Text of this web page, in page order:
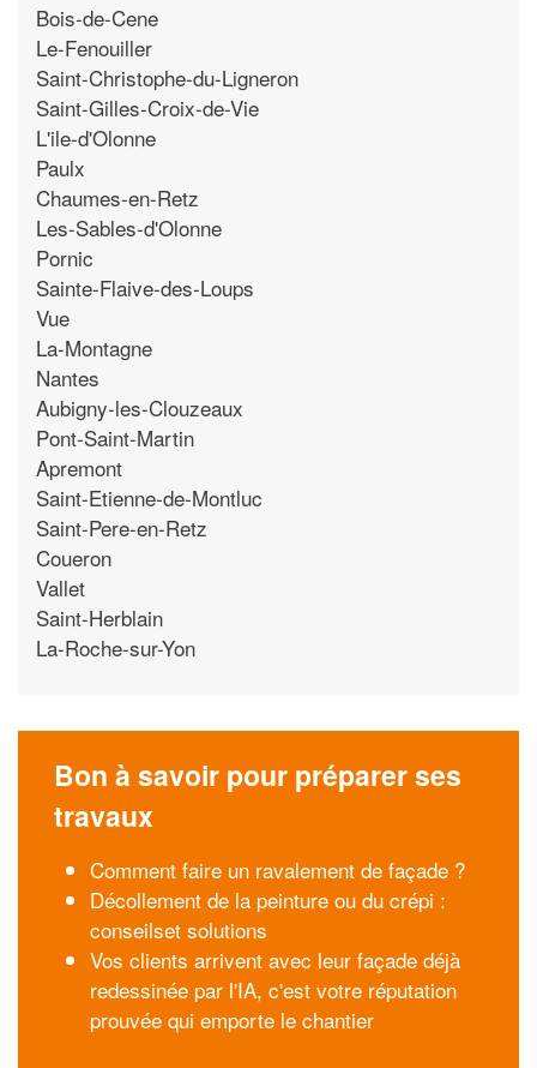
Bois-de-Cene
Le-Fenouiller
Saint-Christophe-du-Ligneron
Saint-Gilles-Croix-de-Vie
L'ile-d'Olonne
Paulx
Chaumes-en-Retz
Les-Sables-d'Olonne
Pornic
Sainte-Flaive-des-Loups
Vue
La-Montagne
Nantes
Aubigny-les-Clouzeaux
Pont-Saint-Martin
Apremont
Saint-Etienne-de-Montluc
Saint-Pere-en-Retz
Coueron
Vallet
Saint-Herblain
La-Roche-sur-Yon
Bon à savoir pour préparer ses
travaux
Comment faire un ravalement de façade ?
Décollement de la peinture ou du crépi :
conseilset solutions
Vos clients arrivent avec leur façade déjà
redessinée par l'IA, c'est votre réputation
prouvée qui emporte le chantier